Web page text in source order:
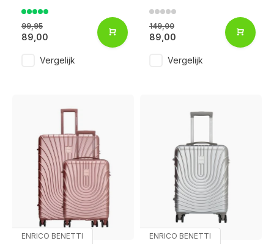
Voor 17:00 besteld, is vandaag verzonden (ma-vr)
99,95
89,00
Vergelijk
149,00
89,00
Vergelijk
ENRICO BENETTI ENRICO BENETTI